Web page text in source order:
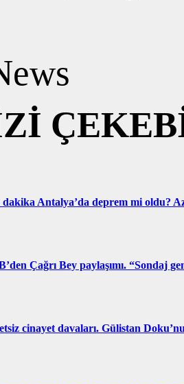
dakika Antalya’da deprem mi oldu?
Çağrı Bey paylaşımı. “Sondaj
cinayet davaları. Gülistan